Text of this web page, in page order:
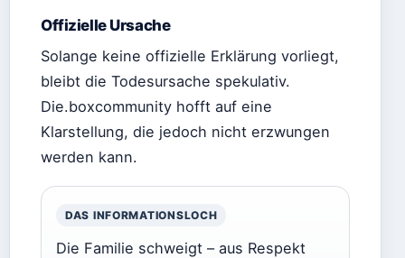
Offizielle Ursache
Solange keine offizielle Erklärung vorliegt,
bleibt die Todesursache spekulativ.
Die.boxcommunity hofft auf eine
Klarstellung, die jedoch nicht erzwungen
werden kann.
DAS INFORMATIONSLOCH
Die Familie schweigt – aus Respekt